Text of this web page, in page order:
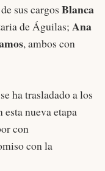
sus cargos Blanca
de Águilas; Ana
, ambos con
ha trasladado a los
esta nueva etapa
con
con la